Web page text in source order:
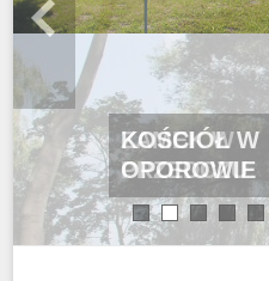
KOŚCIÓŁ W
OPOROWIE
1 2 3 5